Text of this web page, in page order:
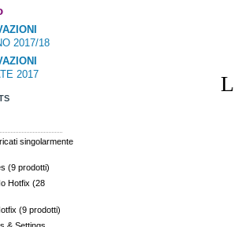
2017/18
2017
singolarmente
(9 prodotti)
Hotfix (28
(9 prodotti)